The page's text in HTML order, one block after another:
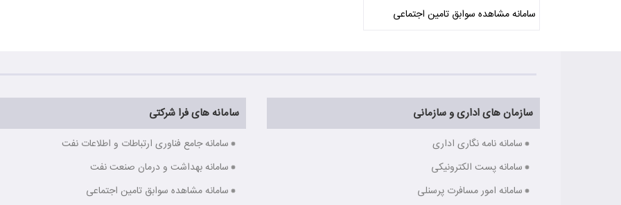
سامانه مشاهده سوابق تامین اجتماعی
سازمان های اداری و سازمانی
سامانه نامه نگاری اداری
سامانه پست الکترونیکی
سامانه امور مسافرت پرسنلی
سامانه های فرا شرکتی
سامانه جامع فناوری ارتباطات و اطلاعات نفت
سامانه بهداشت و درمان صنعت نفت
سامانه مشاهده سوابق تامین اجتماعی